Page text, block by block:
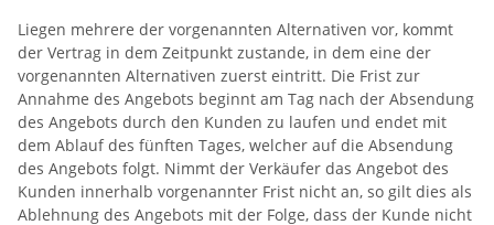
Liegen mehrere der vorgenannten Alternativen vor, kommt
der Vertrag in dem Zeitpunkt zustande, in dem eine der
vorgenannten Alternativen zuerst eintritt. Die Frist zur
Annahme des Angebots beginnt am Tag nach der Absendung
des Angebots durch den Kunden zu laufen und endet mit
dem Ablauf des fünften Tages, welcher auf die Absendung
des Angebots folgt. Nimmt der Verkäufer das Angebot des
Kunden innerhalb vorgenannter Frist nicht an, so gilt dies als
Ablehnung des Angebots mit der Folge, dass der Kunde nicht